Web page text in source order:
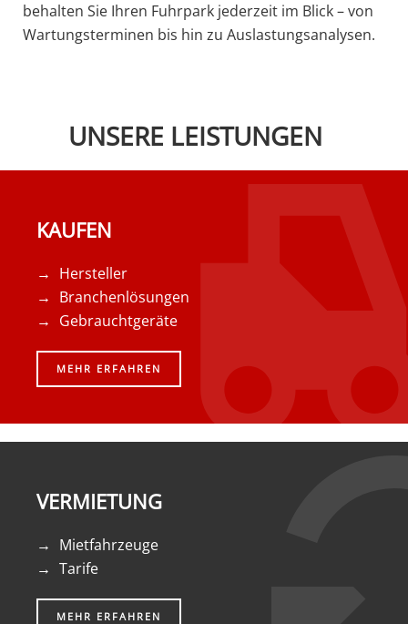
behalten Sie Ihren Fuhrpark jederzeit im Blick – von
Wartungsterminen bis hin zu Auslastungsanalysen.
UNSERE LEISTUNGEN
KAUFEN
Hersteller
Branchenlösungen
Gebrauchtgeräte
MEHR ERFAHREN
VERMIETUNG
Mietfahrzeuge
Tarife
MEHR ERFAHREN